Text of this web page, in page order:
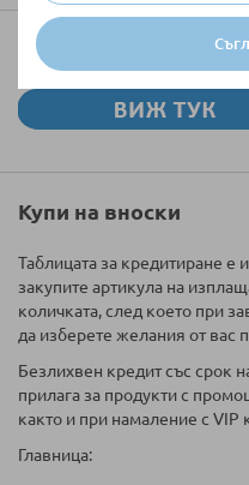
Колко ще струва
Купи на вноски
Таблицата за кредитиране
закупите артикула на
количката, след което при
да изберете желания от вас
Безлихвен кредит със срок
прилага за продукти с
както и при намаление с VIP
Главница: